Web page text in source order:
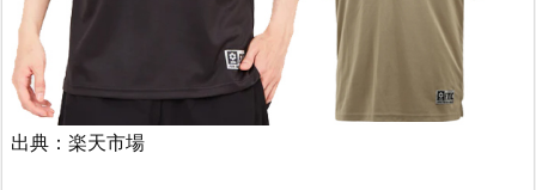
出典：楽天市場